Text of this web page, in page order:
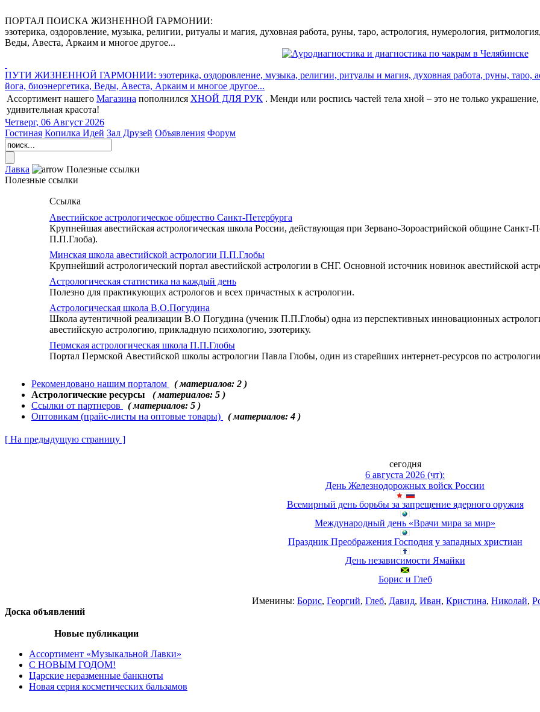
ПОРТАЛ ПОИСКА ЖИЗНЕННОЙ ГАРМОНИИ:
эзотерика, оздоровление, музыка, религии, ритуалы и магия, духовная работа, руны, таро, астрология, нумерология,
Веды, Авеста, Аркаим и многое другое...
ПУТИ ЖИЗНЕННОЙ ГАРМОНИИ: эзотерика, оздоровление, музыка, религии, ритуалы и магия, духовная работа, руны, таро,
йога, биоэнергетика, Веды, Авеста, Аркаим и многое другое...
Ассортимент нашего Магазина пополнился ХНОЙ ДЛЯ РУК . Менди или роспись частей тела хной – это не только
удивительная красота!
Четверг, 06 Август 2026
Гостиная Копилка Идей Зал Друзей Объявления Форум
Лавка
Полезные ссылки
Полезные ссылки
Ссылка
Авестийское астрологическое общество Санкт-Петербурга
Крупнейшая авестийская астрологическая школа России, действующая при Зервано-Зороастрийской общине Санкт-
П.П.Глоба).
Минская школа авестийской астрологии П.П.Глобы
Крупнейший астрологический портал авестийской астрологии в СНГ. Основной источник новинок авестийской
Астрологическая статистика на каждый день
Полезно для практикующих астрологов и всех причастных к астрологии.
Астрологическая школа В.О.Погудина
Школа аутентичной реализации В.О Погудина (ученик П.П.Глобы) одна из перспективных инновационных
авестийскую астрологию, прикладную психологию, эзотерику.
Пермская астрологическая школа П.П.Глобы
Портал Пермской Авестийской школы астрологии Павла Глобы, один из старейших интернет-ресурсов по
Рекомендовано нашим порталом
( материалов: 2 )
Астрологические ресурсы
( материалов: 5 )
Ссылки от партнеров
( материалов: 5 )
Оптовикам (прайс-листы на оптовые товары)
( материалов: 4 )
[ На предыдущую страницу ]
сегодня
6 августа 2026 (чт):
День Железнодорожных войск России
Всемирный день борьбы за запрещение ядерного оружия
Международный день «Врачи мира за мир»
Праздник Преображения Господня у западных христиан
День независимости Ямайки
Борис и Глеб
Именины: Борис, Георгий, Глеб, Давид, Иван, Кристина, Николай,
Доска объявлений
Новые публикации
Ассортимент «Музыкальной Лавки»
С НОВЫМ ГОДОМ!
Царские неразменные банкноты
Новая серия косметических бальзамов